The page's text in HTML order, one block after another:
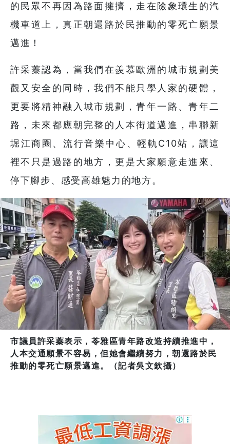
的民眾不再因為路面擁擠，走在險象環生的汽
機車道上，真正朝還路於民推動的零死亡願景
邁進！
許采蓁認為，當我們在羨慕歐洲的城市規劃美
觀又安全的同時，我們不能只學人家的硬體，
更要將精神融入城市規劃，青年一路、青年二
路，未來都應朝完整的人本街道邁進，串聯新
堀江商圈、流行音樂中心、輕軌C10站，讓這
裡不只是過路的地方，更是大家願意走進來、
停下腳步、感受高雄魅力的地方。
市議員許采蓁表示，苓雅區青年路改造持續推進中，
人本交通願景不容易，但她會繼續努力，朝還路於民
推動的零死亡願景邁進。（記者吳文欽攝）